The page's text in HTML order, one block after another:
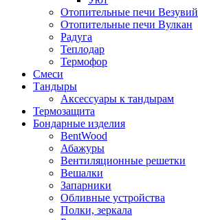
Отопительные печи Везувий
Отопительные печи Вулкан
Радуга
Теплодар
Термофор
Смеси
Тандыры
Аксессуары к тандырам
Термозащита
Бондарные изделия
BentWood
Абажуры
Вентиляционные решетки
Вешалки
Запарники
Обливные устройства
Полки, зеркала